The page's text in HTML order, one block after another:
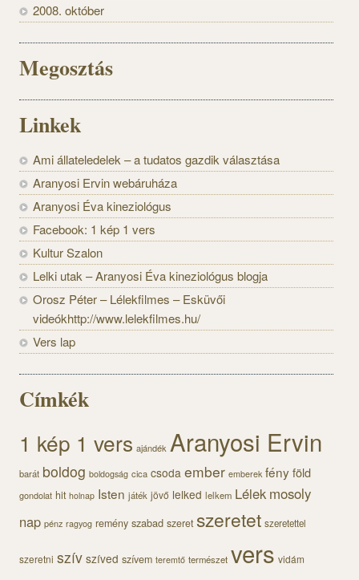
2008. október
Megosztás
Linkek
Ami állateledelek – a tudatos gazdik választása
Aranyosi Ervin webáruháza
Aranyosi Éva kineziológus
Facebook: 1 kép 1 vers
Kultur Szalon
Lelki utak – Aranyosi Éva kineziológus blogja
Orosz Péter – Lélekfilmes – Esküvői
videókhttp://www.lelekfilmes.hu/
Vers lap
Címkék
1 kép 1 vers ajándék Aranyosi Ervin
barát boldog boldogság cica csoda ember emberek fényföld
gondolat hit holnap Isten játék jövő lelked lelkem Lélek mosoly
nap pénz ragyog remény szabad szeret szeretet szeretettel
szeretni szív szíved szívem teremtő természet vers vidám